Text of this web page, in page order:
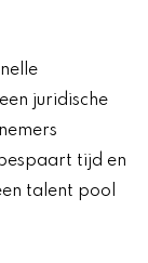
juridische
tijd en
talent pool